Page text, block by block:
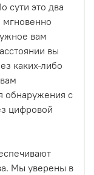
сути это два
вам
вы
каких-либо
обнаружения с
цифровой
Мы уверены в